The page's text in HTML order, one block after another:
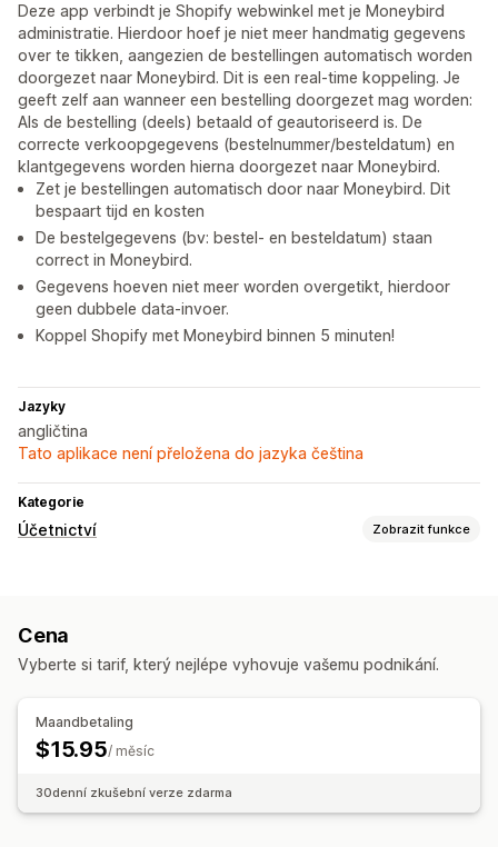
Deze app verbindt je Shopify webwinkel met je Moneybird
administratie. Hierdoor hoef je niet meer handmatig gegevens
over te tikken, aangezien de bestellingen automatisch worden
doorgezet naar Moneybird. Dit is een real-time koppeling. Je
geeft zelf aan wanneer een bestelling doorgezet mag worden:
Als de bestelling (deels) betaald of geautoriseerd is. De
correcte verkoopgegevens (bestelnummer/besteldatum) en
klantgegevens worden hierna doorgezet naar Moneybird.
Zet je bestellingen automatisch door naar Moneybird. Dit
bespaart tijd en kosten
De bestelgegevens (bv: bestel- en besteldatum) staan
correct in Moneybird.
Gegevens hoeven niet meer worden overgetikt, hierdoor
geen dubbele data-invoer.
Koppel Shopify met Moneybird binnen 5 minuten!
Jazyky
angličtina
Tato aplikace není přeložena do jazyka čeština
Kategorie
Účetnictví Zobrazit funkce
Automatizovaná synchronizace dat
Souhrn denních prodejů
Import historických dat
Cena
Vyberte si tarif, který nejlépe vyhovuje vašemu podnikání.
Maandbetaling
$15.95/ měsíc
30denní zkušební verze zdarma